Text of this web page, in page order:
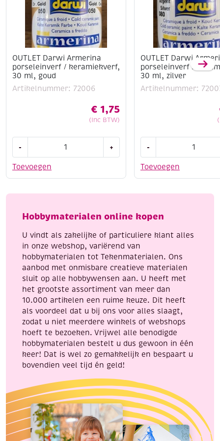
OUTLET Darwi Armerina
porseleinverf / keramiekverf,
30 ml, goud
Artikelnummer: 72006
€ 1,75
(Inc BTW)
Toevoegen
-
Armerina
keramiekverf,
ml,
aantal
+
OUTLET Darwi
porseleinverf /
30 ml, zilver
Artikelnummer:
Toevoegen
-
Armerina
keramiekverf,
ml,
aantal
Hobbymaterialen online kopen
U vindt als zakelijke of particuliere klant alles
in onze webshop, variërend van
hobbymaterialen tot Tekenmaterialen. Ons
aanbod met onmisbare creatieve materialen
sluit op alle hobbywensen aan. U heeft met
het grootste assortiment van meer dan
10.000 artikelen een ruime keuze. Dit heeft
als voordeel dat u bij ons voor alles slaagt,
zodat u niet meerdere winkels of webshops
hoeft te bezoeken. Vrijwel alle benodigde
hobbymaterialen bestelt u dus gewoon in één
keer! Dat is wel zo gemakkelijk en bespaart u
bovendien veel tijd én geld!